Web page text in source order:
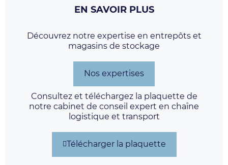
EN SAVOIR PLUS
Découvrez notre expertise en entrepôts et
magasins de stockage
Nos expertises
Consultez et téléchargez la plaquette de
notre cabinet de conseil expert en chaîne
logistique et transport
Télécharger la plaquette